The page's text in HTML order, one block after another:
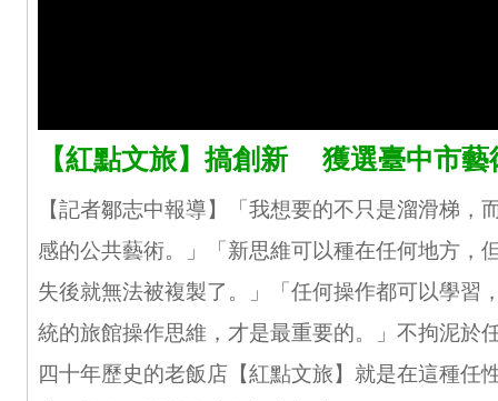
【紅點文旅】搞創新 獲選臺中市藝
【記者鄒志中報導】「我想要的不只是溜滑梯，
感的公共藝術。」「新思維可以種在任何地方，
失後就無法被複製了。」「任何操作都可以學習
統的旅館操作思維，才是最重要的。」不拘泥於
四十年歷史的老飯店【紅點文旅】就是在這種任